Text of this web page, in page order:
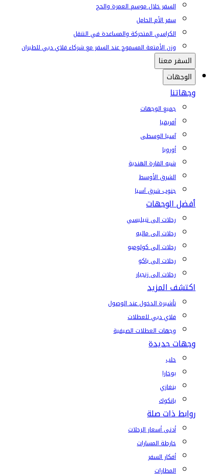
السفر خلال موسم العمرة والحج
سفر الأم الحامل
الكراسي المتحركة والمساعدة في التنقل
وزن الأمتعة المسموح عند السفر مع شركاء فلاي دبي للطيران
السفر معنا
الوجهات
وجهاتنا
جميع الوجهات
أفريقيا
آسيا الوسطى
أوروبا
شبه القارة الهندية
الشرق الأوسط
جنوب شرق آسيا
أفضل الوجهات
رحلات إلى تبيليسي
رحلات إلى ماليه
رحلات إلى كولومبو
رحلات إلى باكو
رحلات إلى زنجبار
اكتشف المزيد
تأشيرة الدخول عند الوصول
فلاي دبي للعطلات
وجهات العطلات الصيفية
وجهات جديدة
حلب
بوخارا
بنغازي
بانكوك
روابط ذات صلة
أدنى أسعار الرحلات
خارطة المسارات
أفكار السفر
المطارات